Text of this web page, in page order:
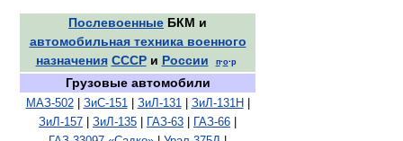
Послевоенные БКМ и
автомобильная техника военного
назначения СССРи России п·о·р
Грузовые автомобили
МАЗ-502| ЗиС-151 ЗиЛ-131 ЗиЛ-131Н
ЗиЛ-157
ЗиЛ-135 ГАЗ-63 ГАЗ-66